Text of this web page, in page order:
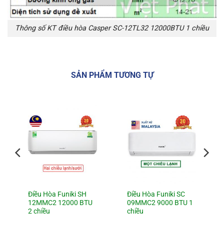
Thông số KT điều hòa Casper SC-12TL32 12000BTU 1 chiều
SẢN PHẨM TƯƠNG TỰ
Điều Hòa Funiki SH
12MMC2 12000 BTU
2 chiều
Điều Hòa Funiki SC
09MMC2 9000 BTU 1
chiều